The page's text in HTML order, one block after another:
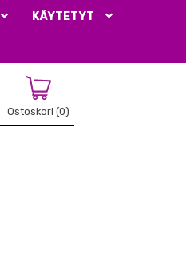
KÄYTETYT
Ostoskori (0)